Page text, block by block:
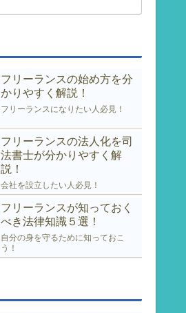
フリーランスの始め方を分
かりやすく解説！
フリーランスになりたい人必見！
フリーランスの法人化を司
法書士が分かりやすく解
説！
会社を設立したい人必見！
フリーランスが知っておく
べき法律知識５選！
自分の身を守るために知っておこ
う！